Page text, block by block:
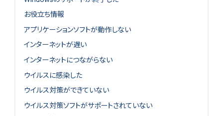
お役立ち情報
アプリケーションソフトが動作しない
インターネットが遅い
インターネットにつながらない
ウイルスに感染した
ウイルス対策ができていない
ウイルス対策ソフトがサポートされていない